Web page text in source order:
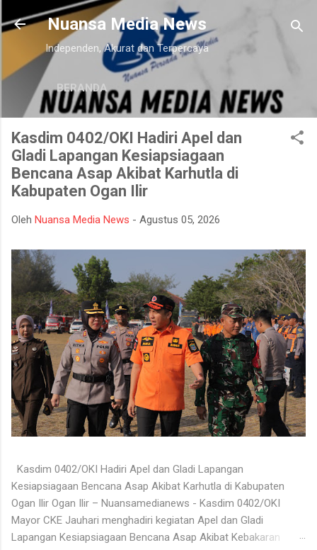
Langsung ke konten utama
Nuansa Media News
Independen, Akurat dan Terpercaya
BERANDA
Kasdim 0402/OKI Hadiri Apel dan
Gladi Lapangan Kesiapsiagaan
Bencana Asap Akibat Karhutla di
Kabupaten Ogan Ilir
Oleh Nuansa Media News - Agustus 05, 2026
Kasdim 0402/OKI Hadiri Apel dan Gladi Lapangan
Kesiapsiagaan Bencana Asap Akibat Karhutla di Kabupaten
Ogan Ilir Ogan Ilir – Nuansamedianews - Kasdim 0402/OKI
Mayor CKE Jauhari menghadiri kegiatan Apel dan Gladi
Lapangan Kesiapsiagaan Bencana Asap Akibat Kebakaran